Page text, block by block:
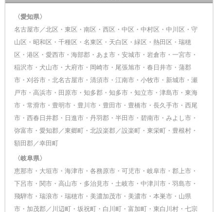
〈愛知県〉
名古屋市／北区・東区・南区・西区・中区・中村区・中川区・守
山区・昭和区・千種区・名東区・天白区・緑区・熱田区・瑞穂
区・港区・愛西市・海部郡・あま市・安城市・岩倉市・一宮市・
稲沢市・犬山市・大府市・岡崎市・尾張旭市・春日井市・蒲郡
市・刈谷市・北名古屋市・清須市・江南市・小牧市・新城市・瀬
戸市・高浜市・田原市・知多郡・知多市・知立市・津島市・東海
市・常滑市・豊明市・豊川市・豊田市・豊橋市・長久手市・西尾
市・西春日井郡・日進市・丹羽郡・半田市・碧南市・みよし市・
弥富市・愛知郡／東郷町・北設楽郡／設楽町・東栄町・豊根村・
額田郡／幸田町
〈岐阜県〉
恵那市・大垣市・海津市・各務原市・可児市・岐阜市・郡上市・
下呂市・関市・高山市・多治見市・土岐市・中津川市・羽島市・
飛騨市・瑞浪市・瑞穂市・美濃加茂市・美濃市・本巣市・山県
市・加茂郡／川辺町・坂祝町・白川町・富加町・東白川村・七宗